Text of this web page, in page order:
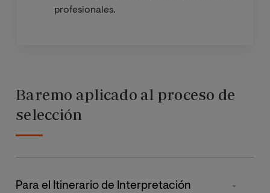
ia al Trabajo
Aprendizaje
Aprendizaje
del piano
profesionales.
Baremo aplicado al proceso de
selección
Para el Itinerario de Interpretación